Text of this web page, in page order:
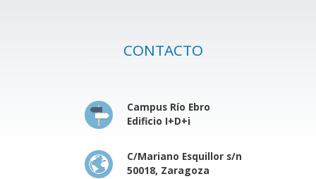
CONTACTO
Campus Río Ebro
Edificio I+D+i
C/Mariano Esquillor s/n
50018, Zaragoza